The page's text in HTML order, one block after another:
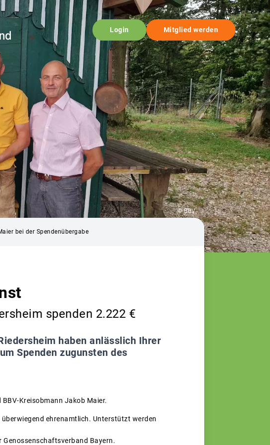
Login Mitglied werden
© BBV
bei der Spendenübergabe
spenden 2.222 €
haben anlässlich Ihrer
Spenden zugunsten des
Kreisobmann Jakob Maier.
ehrenamtlich. Unterstützt werden
Genossenschaftsverband Bayern.